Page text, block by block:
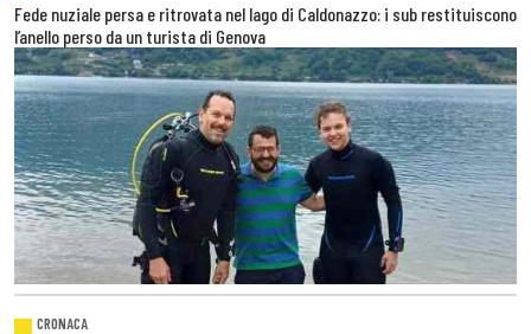
Fede nuziale persa e ritrovata nel lago di Caldonazzo: i sub restituiscono
l’anello perso da un turista di Genova
CRONACA